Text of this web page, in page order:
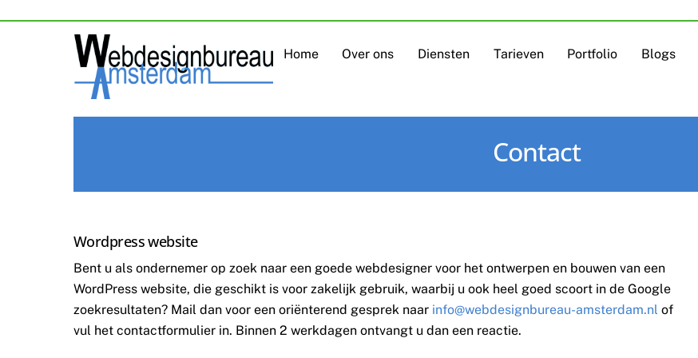
Home Over ons Diensten Tarieven Portfolio Blogs
Contact
Wordpress website
Bent u als ondernemer op zoek naar een goede webdesigner voor het ontwerpen en bouwen van een
WordPress website, die geschikt is voor zakelijk gebruik, waarbij u ook heel goed scoort in de Google
zoekresultaten? Mail dan voor een oriënterend gesprek naar info@webdesignbureau-amsterdam.nl of
vul het contactformulier in. Binnen 2 werkdagen ontvangt u dan een reactie.